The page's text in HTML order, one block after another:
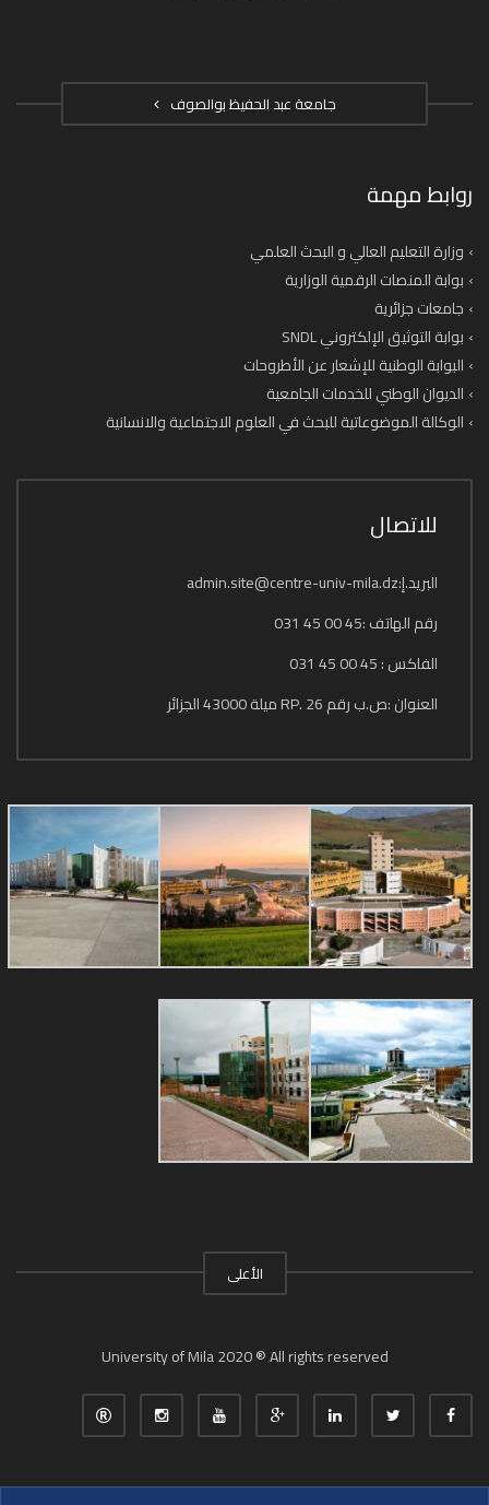
جامعة عبد الحفيظ بوالصوف
روابط مهمة
وزارة التعليم العالي و البحث العلمي
بوابة المنصات الرقمية الوزارية
جامعات جزائرية
بوابة التوثيق الإلكتروني SNDL
البوابة الوطنية للإشعار عن الأطروحات
الديوان الوطني للخدمات الجامعية
الوكالة الموضوعاتية للبحث في العلوم الاجتماعية والانسانية
للاتصال
البريد.إ:admin.site@centre-univ-mila.dz
رقم الهاتف :45 00 45 031
الفاكس : 45 00 45 031
العنوان :ص.ب رقم 26 .RP ميلة 43000 الجزائر
الأعلى
University of Mila 2020 ® All rights reserved